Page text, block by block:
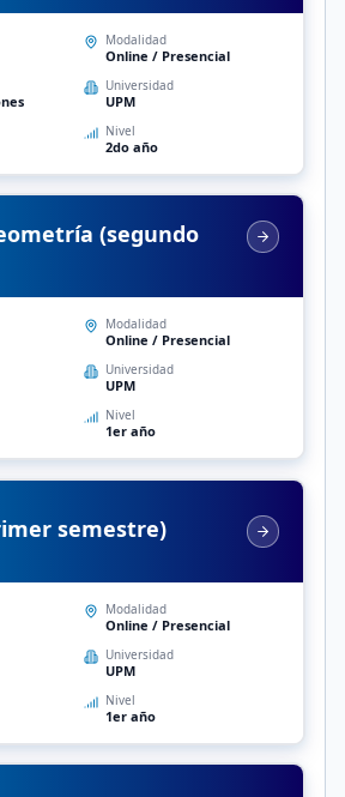
Modalidad
Online / Presencial
Universidad
UPM
Nivel
2do año
(segundo
Modalidad
Online / Presencial
Universidad
UPM
Nivel
1er año
semestre)
Modalidad
Online / Presencial
Universidad
UPM
Nivel
1er año